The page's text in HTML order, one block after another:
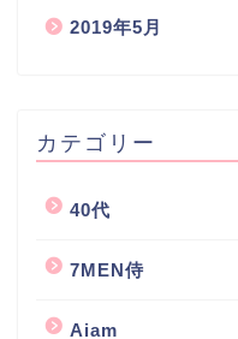
2019年5月
カテゴリー
40代
7MEN侍
Aiam